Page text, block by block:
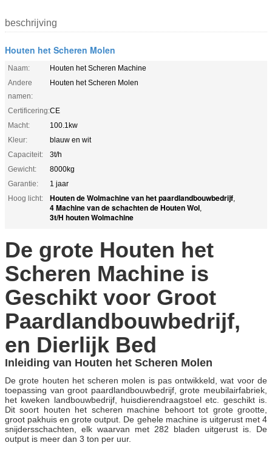
beschrijving
Houten het Scheren Molen
Naam:
Houten het Scheren Machine
Andere
namen:
Houten het Scheren Molen
Certificering:CE
Macht:
100.1kw
Kleur:
blauw en wit
Capaciteit:
3t/h
Gewicht:
8000kg
Garantie:
1 jaar
Hoog licht:
Houten de Wolmachine van het paardlandbouwbedrijf,
4 Machine van de schachten de Houten Wol,
3t/H houten Wolmachine
De grote Houten het
Scheren Machine is
Geschikt voor Groot
Paardlandbouwbedrijf,
en Dierlijk Bed
Inleiding van Houten het Scheren Molen
De grote houten het scheren molen is pas ontwikkeld, wat voor de
toepassing van groot paardlandbouwbedrijf, grote meubilairfabriek,
het kweken landbouwbedrijf, huisdierendraagstoel etc. geschikt is.
Dit soort houten het scheren machine behoort tot grote grootte,
groot pakhuis en grote output. De gehele machine is uitgerust met 4
snijdersschachten, elk waarvan met 282 bladen uitgerust is. De
output is meer dan 3 ton per uur.